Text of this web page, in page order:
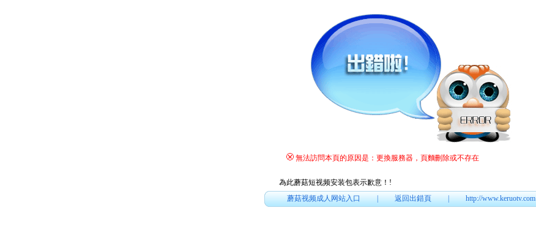
無法訪問本頁的原因是：更換服務器，頁麵刪除或不存在
為此蘑菇短视频安装包表示歉意！ !
蘑菇视频成人网站入口|返回出錯頁|http://www.keruotv.com